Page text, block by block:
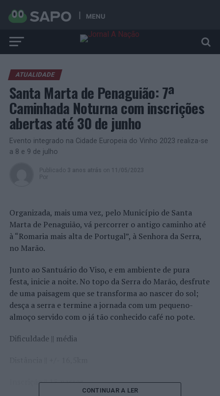
MENU
ATUALIDADE
Santa Marta de Penaguião: 7ª
Caminhada Noturna com inscrições
abertas até 30 de junho
Evento integrado na Cidade Europeia do Vinho 2023 realiza-se
a 8 e 9 de julho
Publicado 3 anos atrás on 11/05/2023
Por
Organizada, mais uma vez, pelo Município de Santa
Marta de Penaguião, vá percorrer o antigo caminho até
à “Romaria mais alta de Portugal”, à Senhora da Serra,
no Marão.
Junto ao Santuário do Viso, e em ambiente de pura
festa, inicie a noite. No topo da Serra do Marão, desfrute
de uma paisagem que se transforma ao nascer do sol;
desça a serra e termine a jornada com um pequeno-
almoço servido com o já tão conhecido café no pote.
Dificuldade || média
Inscrição || 15 passos
CONTINUAR A LER